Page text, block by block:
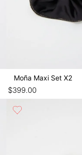
Moña Maxi Set X2
$399.00